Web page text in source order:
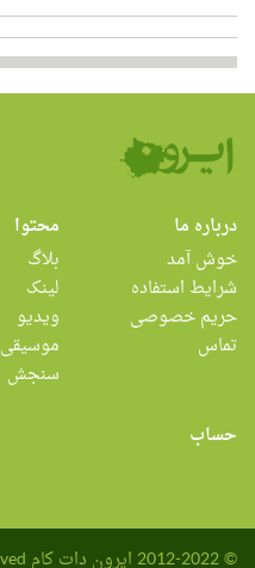
درباره ما
خوش آمد
شرایط استفاده
حریم خصوصی
تماس
محتوا
بلاگ
لینک
ویدیو
موسیقی
سنجش
حساب
© 2012-2022 ایرون دات کام all rights reserved